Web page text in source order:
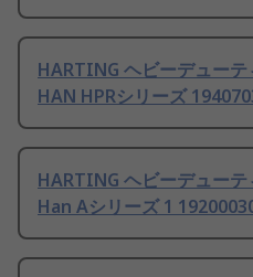
HARTING ヘビーデュー
HAN HPRシリーズ
HARTING ヘビーデュー
Han Aシリーズ 1